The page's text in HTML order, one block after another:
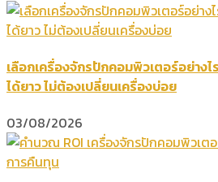
เลือกเครื่องจักรปักคอมพิวเตอร์อย่างไ
ได้ยาว ไม่ต้องเปลี่ยนเครื่องบ่อย
03/08/2026